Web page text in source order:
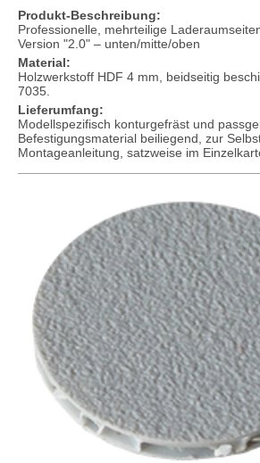
Produkt-Beschreibung:
Professionelle, mehrteilige
Version "2.0" – unten/mitte/oben
Material:
Holzwerkstoff HDF 4 mm, beidseitig
7035.
Lieferumfang:
Modellspezifisch konturgefräst und
Befestigungsmaterial beiliegend, zur
Montageanleitung, satzweise im